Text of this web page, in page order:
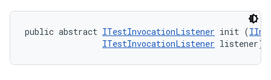
public abstract ITestInvocationListener init (
ITestInvocationListener listener)